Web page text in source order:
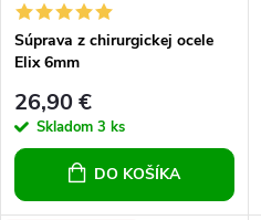
Súprava z chirurgickej ocele
Elix 6mm
26,90 €
Skladom 3 ks
DO KOŠÍKA